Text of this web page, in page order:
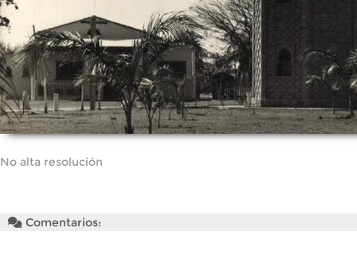
No alta resolución
Comentarios: